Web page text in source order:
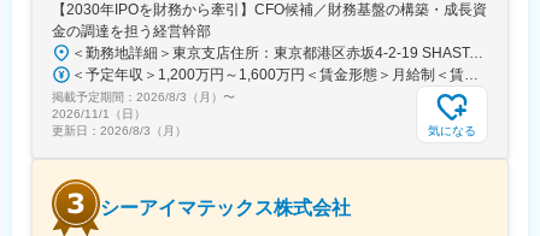
【2030年IPOを財務から牽引】CFO候補／財務基盤の構築・成長資
金の調達を担う経営幹部
＜勤務地詳細＞東京支店住所：東京都港区赤坂4-2-19 SHASTA/EAST 5F勤務地最寄駅：東京メトロ線／赤坂見附駅受動喫煙対策：屋内全面禁煙変更の範囲：会社の定める事業所
＜予定年収＞1,200万円～1,600万円＜賃金形態＞月給制＜賃金内訳＞月額（基本給）：625,000円～875,000円固定残業手当/月：191,360円～267,920円（固定残業時間40時間0分/月）超過した時間外労働の残業手当は追加支給＜月給＞816,360円～1,142,920円（一律手当を含む）＜昇給有無＞有＜残業手当＞有＜給与補足＞※実績に応じて柔軟に検討します。■賞与：年2回（6、12月）■昇給：年1回（3、9月）賃金はあくまでも目安の金額であり、選考を通じて上下する可能性があります。月給(月額)は固定手当を含めた表記です。
掲載予定期間： 2026/8/3（月） 〜
2026/11/1（日）
更新日： 2026/8/3（月） 気になる
シーアイマテックス株式会社